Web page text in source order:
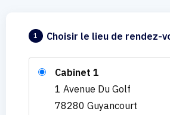
1 Choisir le lieu de rendez-
Cabinet 1
1 Avenue Du Golf
78280 Guyancourt